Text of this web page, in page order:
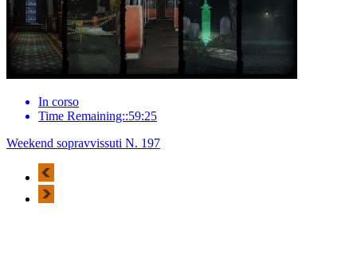
In corso
Time Remaining::59:25
Weekend sopravvissuti N. 197